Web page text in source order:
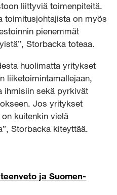
liittyviä toimenpiteitä.
toimitusjohtajista on myös
pienemmät
Storbacka toteaa.
huolimatta yritykset
liiketoimintamallejaan,
ihmisiin sekä pyrkivät
Jos yritykset
kuitenkin vielä
Storbacka kiteyttää.
ja Suomen-